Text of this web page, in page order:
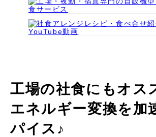
工場の社食にもオス
エネルギー変換を加
パイス♪